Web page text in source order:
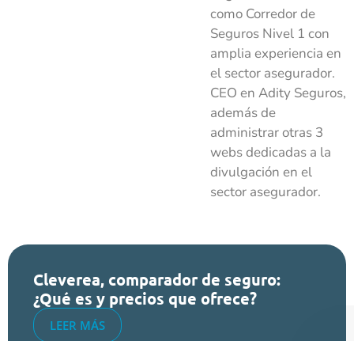
como Corredor de
Seguros Nivel 1 con
amplia experiencia en
el sector asegurador.
CEO en Adity Seguros,
además de
administrar otras 3
webs dedicadas a la
divulgación en el
sector asegurador.
Cleverea, comparador de seguro:
¿Qué es y precios que ofrece?
LEER MÁS